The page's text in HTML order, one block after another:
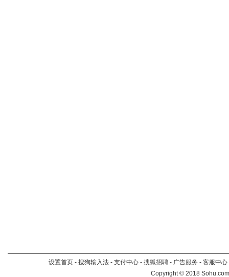
设置首页 - 搜狗输入法 - 支付中心 - 搜狐招聘 - 广告服务 - 客服中心
Copyright©2018